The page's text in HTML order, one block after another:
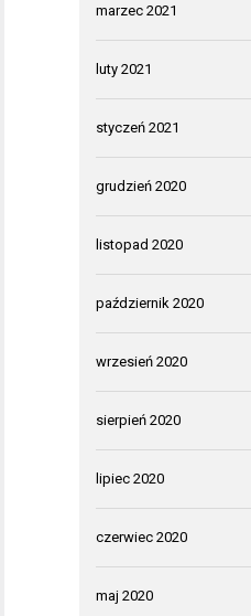
marzec 2021
luty 2021
styczeń 2021
grudzień 2020
listopad 2020
październik 2020
wrzesień 2020
sierpień 2020
lipiec 2020
czerwiec 2020
maj 2020